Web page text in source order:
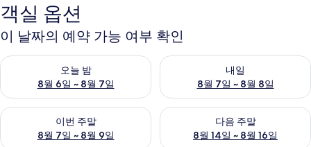
객실 옵션
이 날짜의 예약 가능 여부 확인
오늘 밤
8월 6일 ~ 8월 7일
오늘 밤 예약 가능 여부 확인, 8월 6일 ~ 8월 7일
내일
8월 7일 ~ 8월 8일
내일 예약 가능 여부 확인, 8월
이번 주말
8월 7일 ~ 8월 9일
이번 주말 예약 가능 여부 확인, 8월 7일 ~ 8월 9일
다음 주말
8월 14일 ~ 8월 16일
다음 주말 예약 가능 여부 확인,